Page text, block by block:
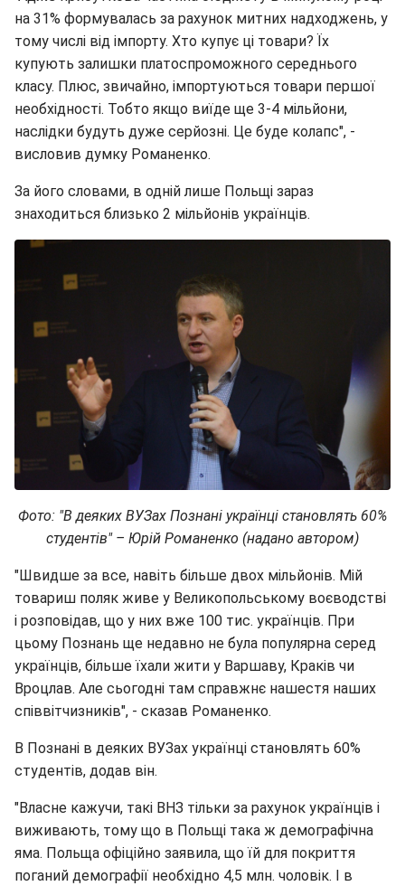
на 31% формувалась за рахунок митних надходжень, у
тому числі від імпорту. Хто купує ці товари? Їх
купують залишки платоспроможного середнього
класу. Плюс, звичайно, імпортуються товари першої
необхідності. Тобто якщо виїде ще 3-4 мільйони,
наслідки будуть дуже серйозні. Це буде колапс", -
висловив думку Романенко.
За його словами, в одній лише Польщі зараз
знаходиться близько 2 мільйонів українців.
Фото: "В деяких ВУЗах Познані українці становлять 60%
студентів" – Юрій Романенко (надано автором)
"Швидше за все, навіть більше двох мільйонів. Мій
товариш поляк живе у Великопольському воєводстві
і розповідав, що у них вже 100 тис. українців. При
цьому Познань ще недавно не була популярна серед
українців, більше їхали жити у Варшаву, Краків чи
Вроцлав. Але сьогодні там справжнє нашестя наших
співвітчизників", - сказав Романенко.
В Познані в деяких ВУЗах українці становлять 60%
студентів, додав він.
"Власне кажучи, такі ВНЗ тільки за рахунок українців і
виживають, тому що в Польщі така ж демографічна
яма. Польща офіційно заявила, що їй для покриття
поганий демографії необхідно 4,5 млн. чоловік. І в